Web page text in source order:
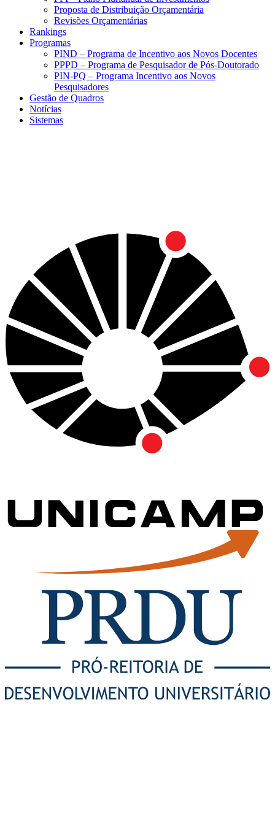
Proposta de Distribuição Orçamentária
Revisões Orçamentárias
Rankings
Programas
PIND – Programa de Incentivo aos Novos Docentes
PPPD – Programa de Pesquisador de Pós-Doutorado
PIN-PQ – Programa Incentivo aos Novos
Pesquisadores
Gestão de Quadros
Notícias
Sistemas